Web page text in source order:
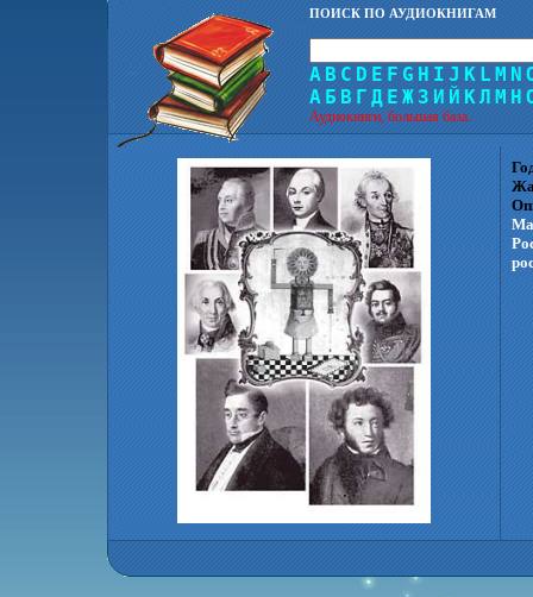
ПОИСК ПО АУДИОКНИГАМ
A B C D E F G H I J K L M N
А Б В Г Д Е Ж З И Й КЛ М Н
Аудиокниги, большая база.